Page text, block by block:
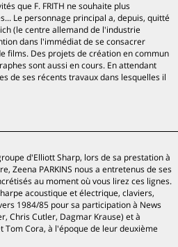
que F. FRITH ne souhaite plus
Le personnage principal a, depuis, quitté
(le centre allemand de l'industrie
dans l'immédiat de se consacrer
films. Des projets de création en commun
sont aussi en cours. En attendant
de ses récents travaux dans lesquelles il
d'Elliott Sharp, lors de sa prestation à
Zeena PARKINS nous a entretenus de ses
au moment où vous lirez ces lignes.
acoustique et électrique, claviers,
1984/85 pour sa participation à News
Chris Cutler, Dagmar Krause) et à
Tom Cora, à l'époque de leur deuxième